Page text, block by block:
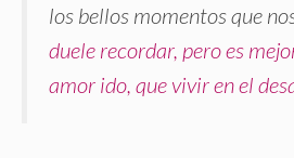
los bellos momentos que
duele recordar, pero es
amor ido, que vivir en el